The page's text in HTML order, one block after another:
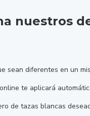
nuestros
sean diferentes en un
te aplicará
de tazas blancas